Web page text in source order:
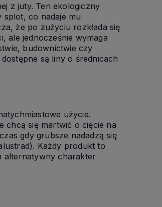
z juty. Ten ekologiczny
splot, co nadaje mu
że po zużyciu rozkłada się
ale jednocześnie wymaga
budownictwie czy
są liny o średnicach
użycie.
chcą się martwić o cięcie na
gdy grubsze nadadzą się
Każdy produkt to
alternatywny charakter